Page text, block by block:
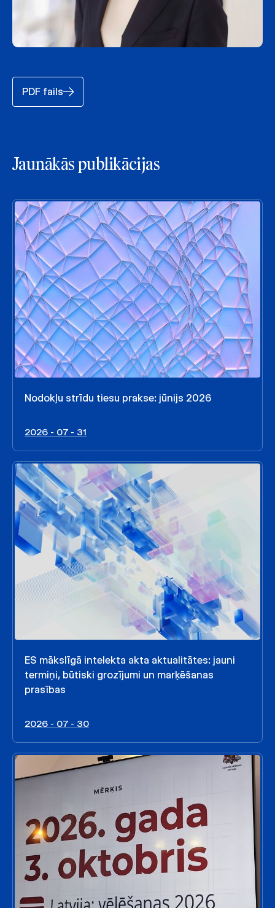
PDF fails
Jaunākās publikācijas
Nodokļu strīdu tiesu prakse: jūnijs 2026
2026 - 07 - 31
ES mākslīgā intelekta akta aktualitātes: jauni
termiņi, būtiski grozījumi un marķēšanas
prasības
2026 - 07 - 30